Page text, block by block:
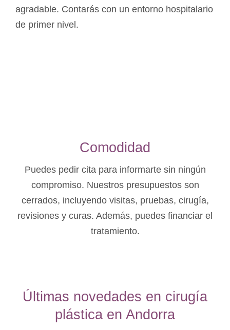
agradable. Contarás con un entorno hospitalario
de primer nivel.
Comodidad
Puedes pedir cita para informarte sin ningún
compromiso. Nuestros presupuestos son
cerrados, incluyendo visitas, pruebas, cirugía,
revisiones y curas. Además, puedes financiar el
tratamiento.
Últimas novedades en cirugía
plástica en Andorra